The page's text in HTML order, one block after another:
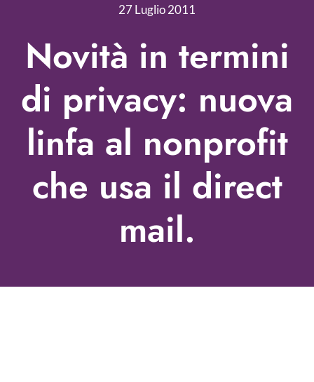
Libri
Fundraising Academy
Multimedia
Come contattarci
27 Luglio 2011
Novità in termini
di privacy: nuova
linfa al nonprofit
che usa il direct
mail.